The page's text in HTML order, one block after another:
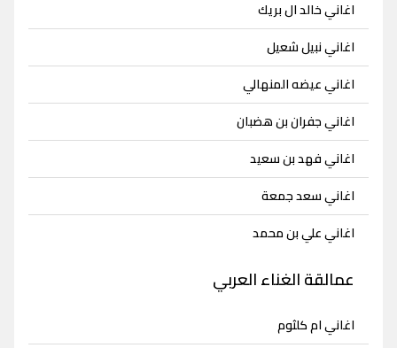
اغاني خالد ال بريك
اغاني نبيل شعيل
اغاني عيضه المنهالي
اغاني جفران بن هضبان
اغاني فهد بن سعيد
اغاني سعد جمعة
اغاني علي بن محمد
عمالقة الغناء العربي
اغاني ام كلثوم